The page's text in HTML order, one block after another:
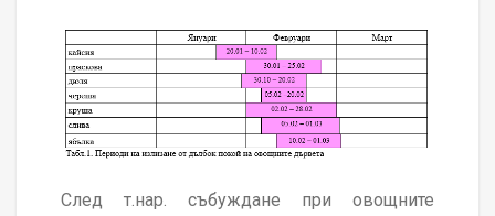
След т.нар. събуждане при овощните